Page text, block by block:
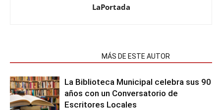
LaPortada
MÁS DE ESTE AUTOR
La Biblioteca Municipal celebra sus 90
años con un Conversatorio de
Escritores Locales